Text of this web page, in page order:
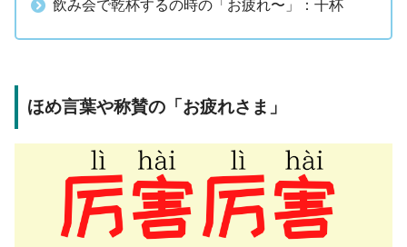
飲み会で乾杯するの時の「お疲れ〜」：干杯
ほめ言葉や称賛の「お疲れさま」